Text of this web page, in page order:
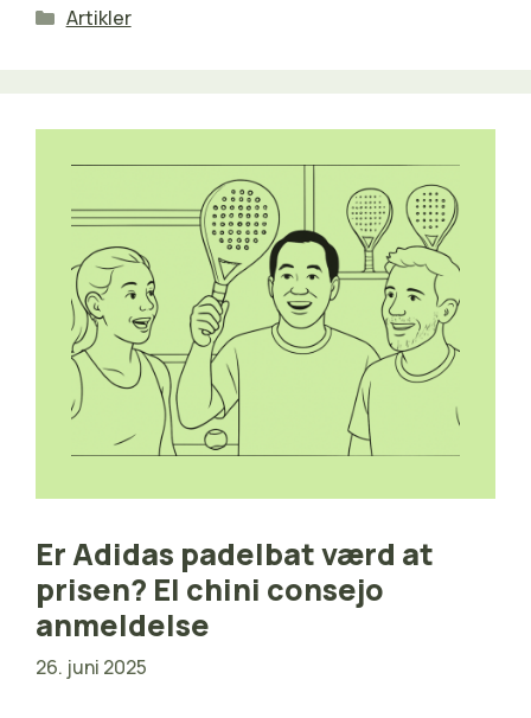
Kategorier
Artikler
Er Adidas padelbat værd at
prisen? El chini consejo
anmeldelse
26. juni 2025